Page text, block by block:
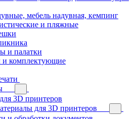
мебель надувная, кемпинг
и пляжные
и палатки
и комплектующие
3D принтеров
для 3D принтеров